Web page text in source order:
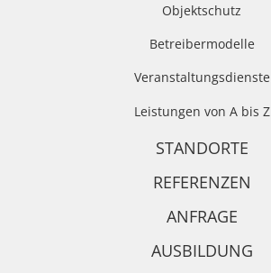
Objektschutz
Betreibermodelle
Veranstaltungsdienste
Leistungen von A bis Z
STANDORTE
REFERENZEN
ANFRAGE
AUSBILDUNG